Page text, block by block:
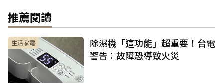
推薦閱讀
生活家電
除濕機「這功能」超重要！台電
警告：故障恐導致火災